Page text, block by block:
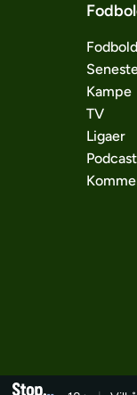
Kampe
TV
Ligaer